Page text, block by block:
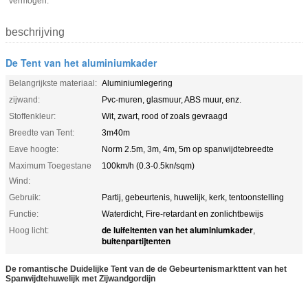
beschrijving
De Tent van het aluminiumkader
Belangrijkste materiaal: Aluminiumlegering
zijwand:
Pvc-muren, glasmuur, ABS muur, enz.
Stoffenkleur:
Wit, zwart, rood of zoals gevraagd
Breedte van Tent:
3m40m
Eave hoogte:
Norm 2.5m, 3m, 4m, 5m op spanwijdtebreedte
Maximum Toegestane
Wind:
100km/h (0.3-0.5kn/sqm)
Gebruik:
Partij, gebeurtenis, huwelijk, kerk, tentoonstelling
Functie:
Waterdicht, Fire-retardant en zonlichtbewijs
Hoog licht:
de luifeltenten van het aluminiumkader,
buitenpartijtenten
De romantische Duidelijke Tent van de de Gebeurtenismarkttent van het
Spanwijdtehuwelijk met Zijwandgordijn